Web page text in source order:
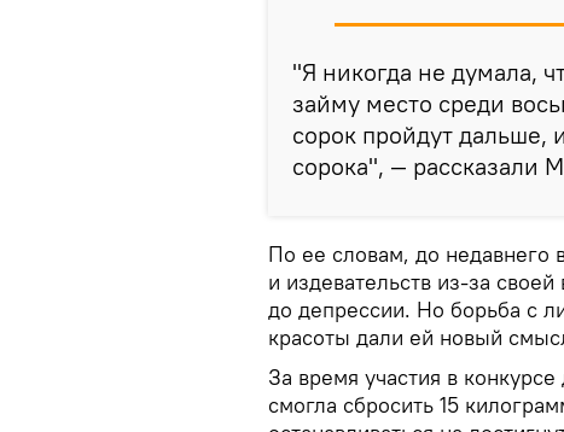
"Я никогда не думала,
займу место среди
сорок пройдут дальше,
сорока", — рассказали
По ее словам, до недавнего
и издевательств из-за
до депрессии. Но борьба с
красоты дали ей новый
За время участия в
смогла сбросить 15